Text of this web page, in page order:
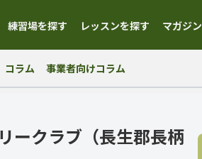
練習場を探す レッスンを探す マガジン
コラム 事業者向けコラム
ークラブ（長生郡長柄